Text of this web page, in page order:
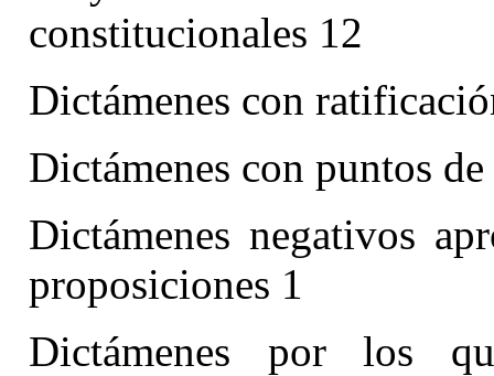
constitucionales 12
Dictámenes con
Dictámenes con puntos
Dictámenes negativos
proposiciones 1
Dictámenes por los